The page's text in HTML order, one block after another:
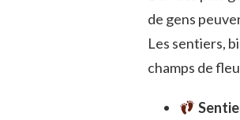
de gens
Les sentiers,
champs de